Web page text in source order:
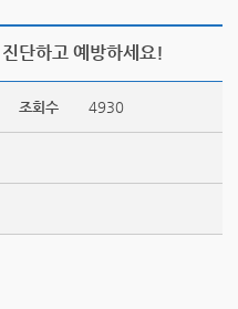
단하고 예방하세요!
조회수 4930